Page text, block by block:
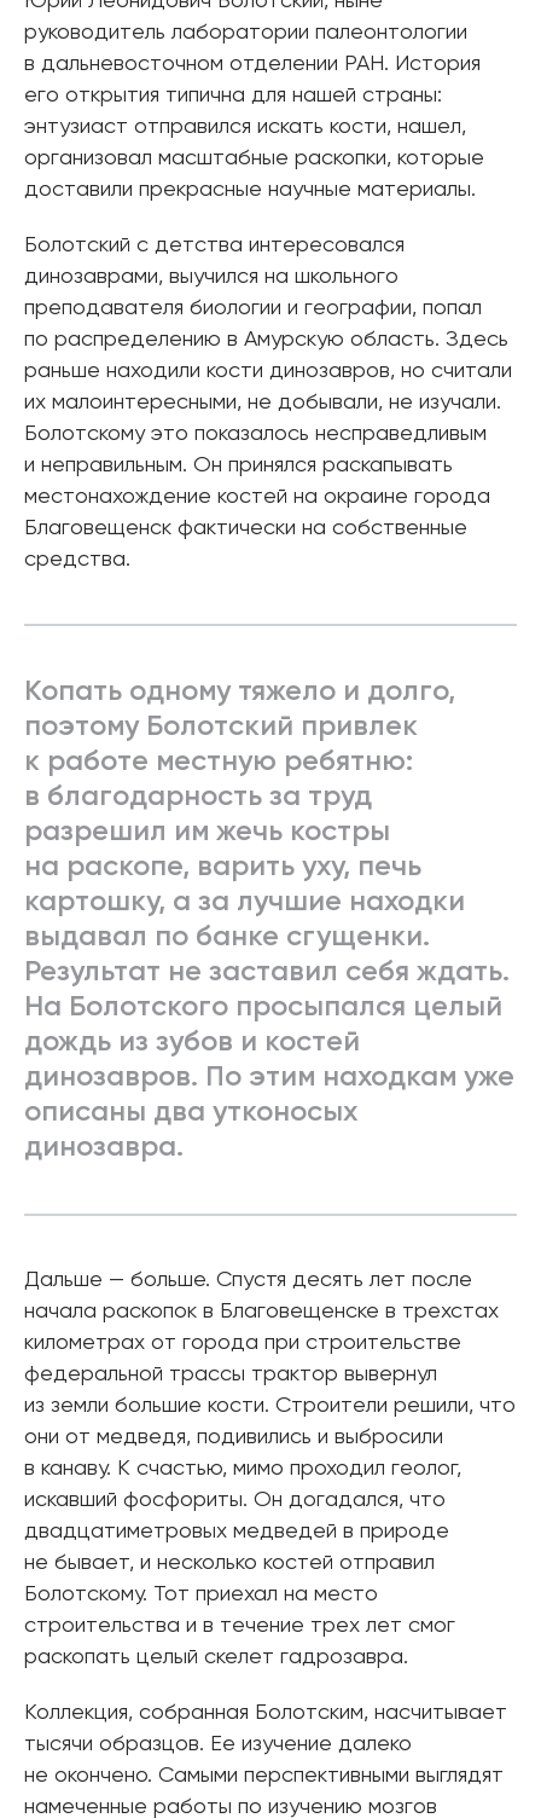
руководитель лаборатории палеонтологии
в дальневосточном отделении РАН. История
его открытия типична для нашей страны:
энтузиаст отправился искать кости, нашел,
организовал масштабные раскопки, которые
доставили прекрасные научные материалы.
Болотский с детства интересовался
динозаврами, выучился на школьного
преподавателя биологии и географии, попал
по распределению в Амурскую область. Здесь
раньше находили кости динозавров, но считали
их малоинтересными, не добывали, не изучали.
Болотскому это показалось несправедливым
и неправильным. Он принялся раскапывать
местонахождение костей на окраине города
Благовещенск фактически на собственные
средства.
Копать одному тяжело и долго,
поэтому Болотский привлек
к работе местную ребятню:
в благодарность за труд
разрешил им жечь костры
на раскопе, варить уху, печь
картошку, а за лучшие находки
выдавал по банке сгущенки.
Результат не заставил себя ждать.
На Болотского просыпался целый
дождь из зубов и костей
динозавров. По этим находкам уже
описаны два утконосых
динозавра.
Дальше — больше. Спустя десять лет после
начала раскопок в Благовещенске в трехстах
километрах от города при строительстве
федеральной трассы трактор вывернул
из земли большие кости. Строители решили, что
они от медведя, подивились и выбросили
в канаву. К счастью, мимо проходил геолог,
искавший фосфориты. Он догадался, что
двадцатиметровых медведей в природе
не бывает, и несколько костей отправил
Болотскому. Тот приехал на место
строительства и в течение трех лет смог
раскопать целый скелет гадрозавра.
Коллекция, собранная Болотским, насчитывает
тысячи образцов. Ее изучение далеко
не окончено. Самыми перспективными выглядят
намеченные работы по изучению мозгов